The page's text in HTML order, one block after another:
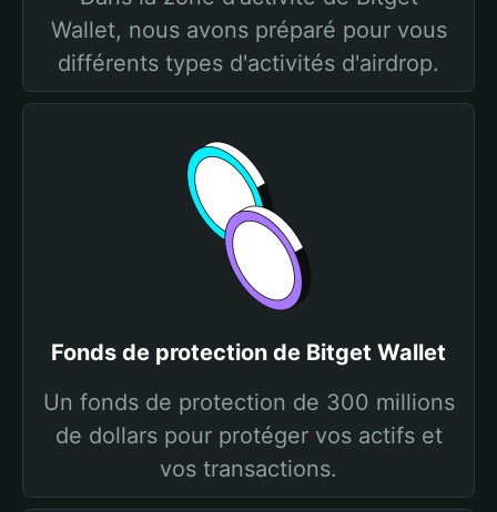
Wallet, nous avons préparé pour vous
différents types d'activités d'airdrop.
Fonds de protection de Bitget Wallet
Un fonds de protection de 300 millions
de dollars pour protéger vos actifs et
vos transactions.